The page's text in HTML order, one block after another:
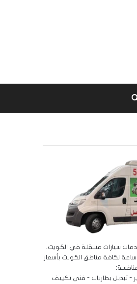
بحث عن
سيارات متنقلة في الكويت،
نقدم الخدمة على مدار 24 ساعة لكافة مناطق الكويت بأسعار
- تبديل بطاريات - فني تكييف